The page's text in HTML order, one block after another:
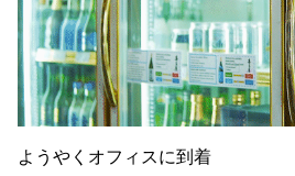
ようやくオフィスに到着